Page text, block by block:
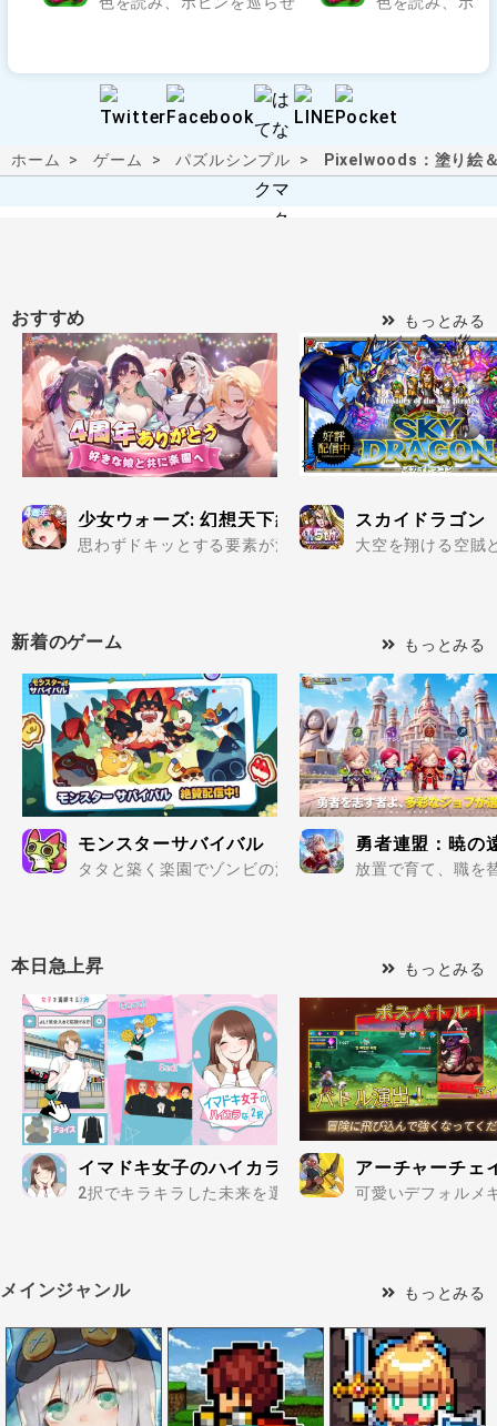
ホーム ゲーム パズルシンプル Pixelwoods：塗り絵
おすすめ もっとみる
少女ウォーズ: 幻想天下統一戦
思わずドキッとする要素が満載の美少女だらけで楽し
スカイドラゴン
大空を翔ける空賊
新着のゲーム もっとみる
モンスターサバイバル
タタと築く楽園でゾンビの波を迎え撃て..
勇者連盟：暁の
放置で育て、職を
本日急上昇 もっとみる
イマドキ女子のハイカラな二択
2択でキラキラした未来を選択していこう！..
アーチャーチェ
可愛いデフォルメ
メインジャンル もっとみる